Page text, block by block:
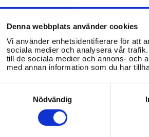
Denna webbplats använder cookies
Vi använder enhetsidentifierare för att
sociala medier och analysera vår
till de sociala medier och annons- och
med annan information som du har
Nödvändig
praktikplatser hos företag
öva arbetsuppgifter
som stärker dina möjligheter
för att planera din framtid
för att hitta passande jobb
av eget företag
du aktivt söka jobb och följa den plan som
har funktionsvariation eller hälsoproblem
dina behov.